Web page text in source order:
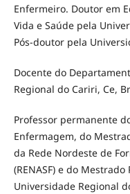
Enfermeiro. Doutor em
Vida e Saúde pela
Pós-doutor pela
Docente do
Regional do Cariri, Ce,
Professor permanente
Enfermagem, do
da Rede Nordeste de
(RENASF) e do
Universidade Regional